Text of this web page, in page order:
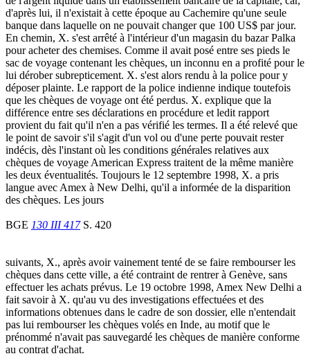
d'après lui, il n'existait à cette époque au Cachemire qu'une seule
banque dans laquelle on ne pouvait changer que 100 US$ par jour.
En chemin, X. s'est arrêté à l'intérieur d'un magasin du bazar Palka
pour acheter des chemises. Comme il avait posé entre ses pieds le
sac de voyage contenant les chèques, un inconnu en a profité pour le
lui dérober subrepticement. X. s'est alors rendu à la police pour y
déposer plainte. Le rapport de la police indienne indique toutefois
que les chèques de voyage ont été perdus. X. explique que la
différence entre ses déclarations en procédure et ledit rapport
provient du fait qu'il n'en a pas vérifié les termes. Il a été relevé que
le point de savoir s'il s'agit d'un vol ou d'une perte pouvait rester
indécis, dès l'instant où les conditions générales relatives aux
chèques de voyage American Express traitent de la même manière
les deux éventualités. Toujours le 12 septembre 1998, X. a pris
langue avec Amex à New Delhi, qu'il a informée de la disparition
des chèques. Les jours
BGE 130 III 417S. 420
suivants, X., après avoir vainement tenté de se faire rembourser les
chèques dans cette ville, a été contraint de rentrer à Genève, sans
effectuer les achats prévus. Le 19 octobre 1998, Amex New Delhi a
fait savoir à X. qu'au vu des investigations effectuées et des
informations obtenues dans le cadre de son dossier, elle n'entendait
pas lui rembourser les chèques volés en Inde, au motif que le
prénommé n'avait pas sauvegardé les chèques de manière conforme
au contrat d'achat.